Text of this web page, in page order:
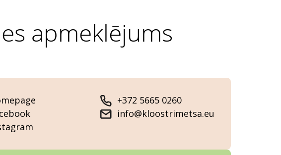
apmeklējums
+372 5665 0260
info@kloostrimetsa.eu